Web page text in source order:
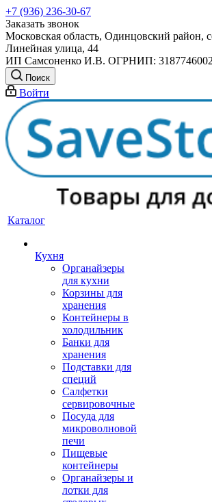
+7 (936) 236-30-67
Заказать звонок
Московская область, Одинцовский район,
Линейная улица, 44
ИП Самсоненко И.В. ОГРНИП:
Поиск
Войти
Каталог
Кухня
Органайзеры
для кухни
Корзины для
хранения
Контейнеры в
холодильник
Банки для
хранения
Подставки для
специй
Салфетки
сервировочные
Посуда для
микроволновой
печи
Пищевые
контейнеры
Органайзеры и
лотки для